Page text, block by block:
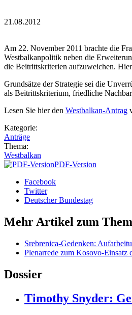
europakarte2-
21.08.2012
europakarte2-
Am 22. November 2011 brachte die
Westbalkanpolitik neben die
die Beitrittskriterien aufzuweichen.
Grundsätze der Strategie sei die
als Beitrittskriterium, friedliche
Lesen Sie hier den Westbalkan-Antrag
Kategorie:
Anträge
Thema:
Westbalkan
PDF-Version
Facebook
Twitter
Deutscher Bundestag
Mehr Artikel zum
Srebrenica-Gedenken:
Plenarrede zum Kosovo-Einsatz
Dossier
Timothy Snyder: